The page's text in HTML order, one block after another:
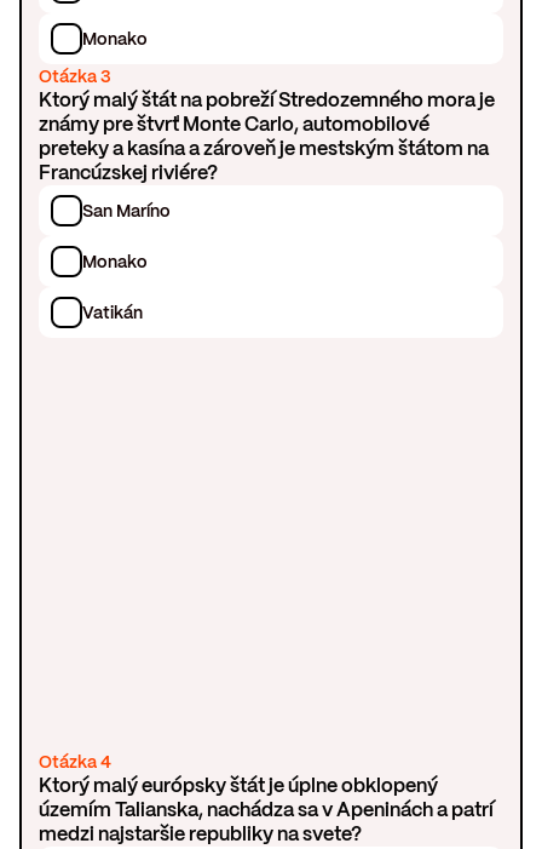
Monako
Otázka 3
Ktorý malý štát na pobreží Stredozemného mora je
známy pre štvrť Monte Carlo, automobilové
preteky a kasína a zároveň je mestským štátom na
Francúzskej riviére?
San Maríno
Monako
Vatikán
Otázka 4
Ktorý malý európsky štát je úplne obklopený
územím Talianska, nachádza sa v Apeninách a patrí
medzi najstaršie republiky na svete?